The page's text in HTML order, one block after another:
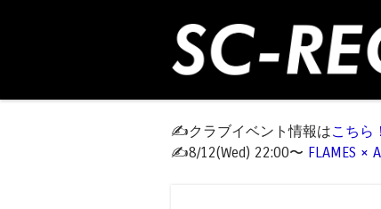
✍️クラブイベント情報はこちら！
✍️8/12(Wed) 22:00〜 FLAMES ×